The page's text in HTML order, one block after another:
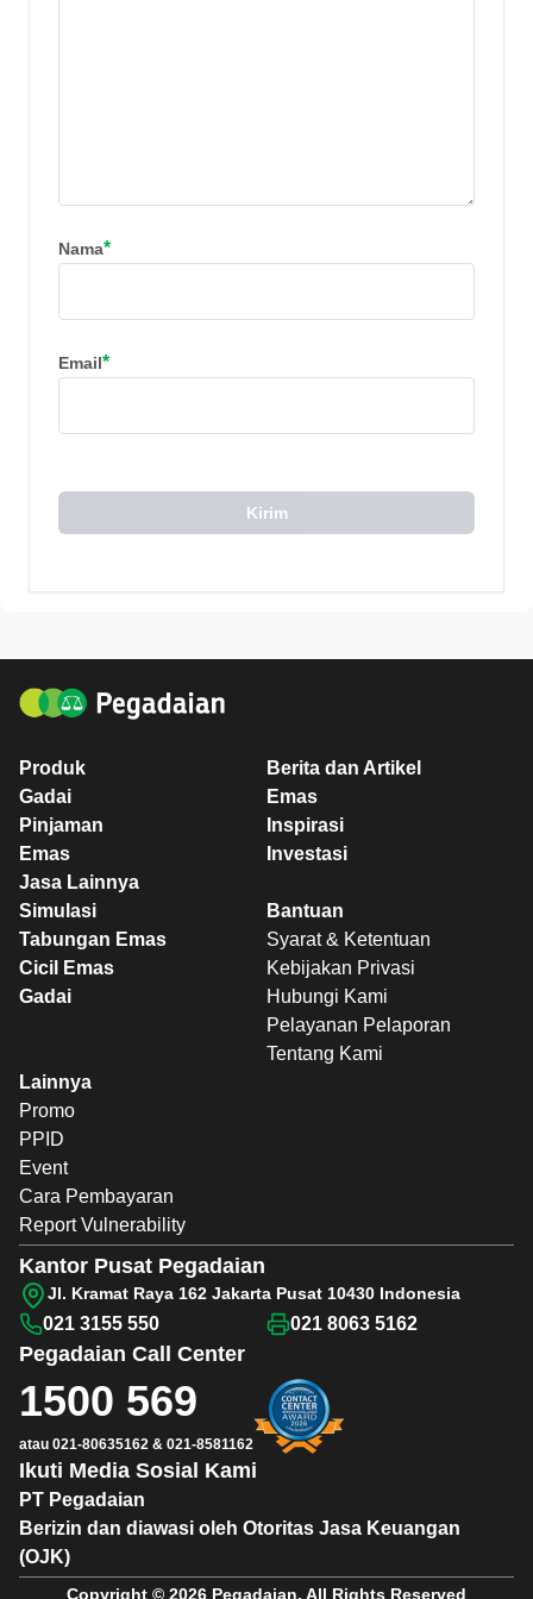
Nama*
Email*
Kirim
Produk
Gadai
Pinjaman
Emas
Jasa Lainnya
Berita dan Artikel
Emas
Inspirasi
Investasi
Simulasi
Tabungan Emas
Cicil Emas
Gadai
Bantuan
Syarat & Ketentuan
Kebijakan Privasi
Hubungi Kami
Pelayanan Pelaporan
Tentang Kami
Lainnya
Promo
PPID
Event
Cara Pembayaran
Report Vulnerability
PT Pegadaian
Berizin dan diawasi oleh Otoritas Jasa Keuangan
(OJK)
Ikuti Media Sosial Kami
Pegadaian Call Center
1500 569
atau 021-80635162 & 021-8581162
Kantor Pusat Pegadaian
Jl. Kramat Raya 162 Jakarta Pusat 10430 Indonesia
021 3155 550 021 8063 5162
Copyright © 2026 Pegadaian. All Rights Reserved